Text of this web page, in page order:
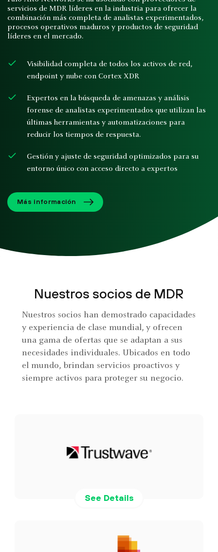
servicios de MDR líderes en la industria para ofrecer la
combinación más completa de analistas experimentados,
procesos operativos maduros y productos de seguridad
líderes en el mercado.
Visibilidad completa de todos los activos de red,
endpoint y nube con Cortex XDR
Expertos en la búsqueda de amenazas y análisis
forense de analistas experimentados que utilizan las
últimas herramientas y automatizaciones para
reducir los tiempos de respuesta.
Gestión y ajuste de seguridad optimizados para su
entorno único con acceso directo a expertos
Más información
Nuestros socios de MDR
Nuestros socios han demostrado capacidades
y experiencia de clase mundial, y ofrecen
una gama de ofertas que se adaptan a sus
necesidades individuales. Ubicados en todo
el mundo, brindan servicios proactivos y
siempre activos para proteger su negocio.
See Details